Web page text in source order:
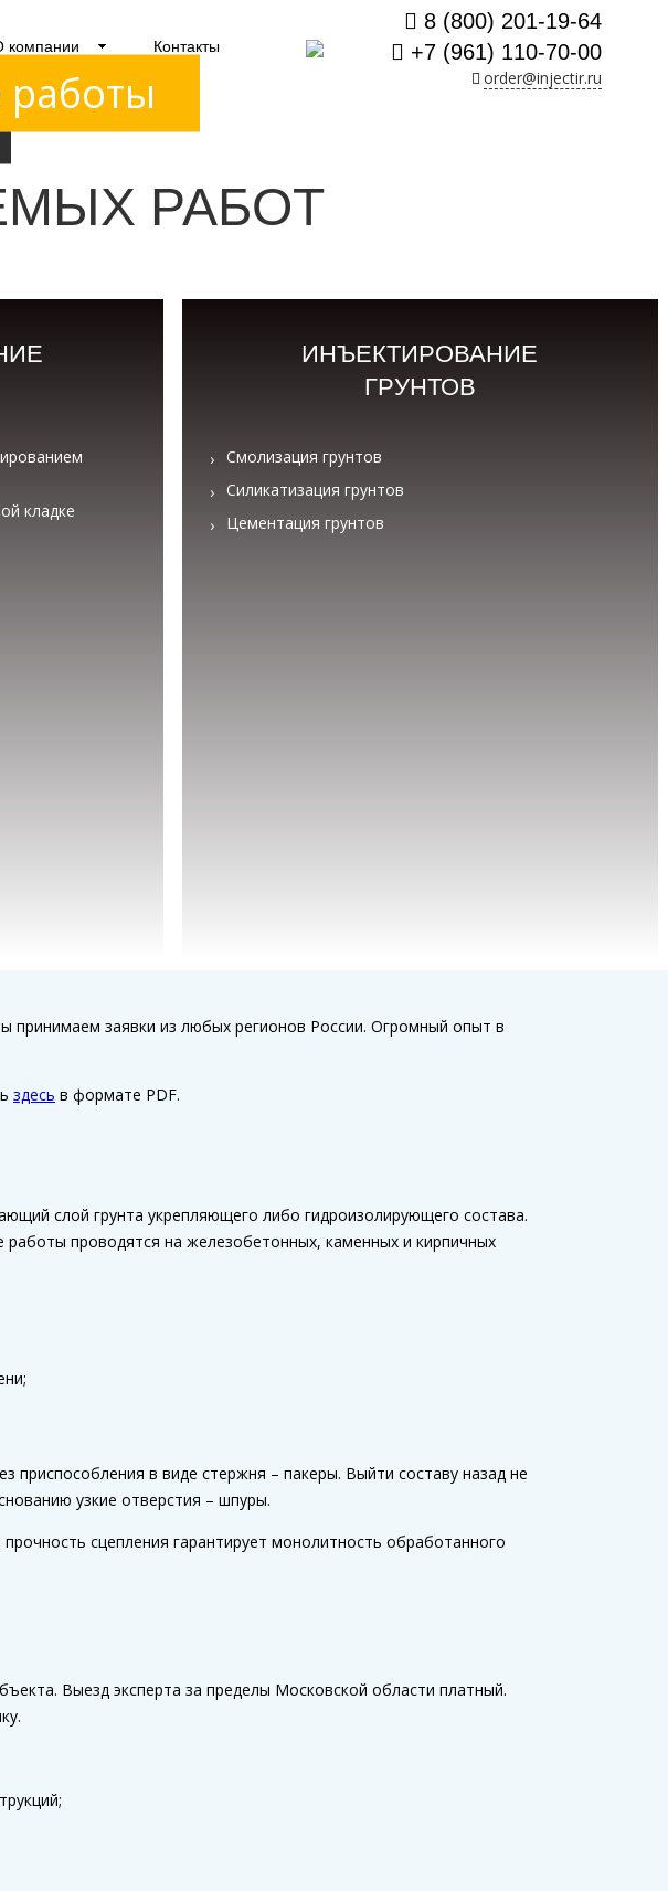
компании Контакты
8 (800) 201-19-64
+7 (961) 110-70-00
order@injectir.ru
РАБОТ
кладке
ИНЪЕКТИРОВАНИЕ
ГРУНТОВ
Смолизация грунтов
Силикатизация грунтов
Цементация грунтов
заявки из любых регионов России. Огромный опыт в
здесь в формате PDF.
слой грунта укрепляющего либо гидроизолирующего состава.
проводятся на железобетонных, каменных и кирпичных
в виде стержня – пакеры. Выйти составу назад не
узкие отверстия – шпуры.
сцепления гарантирует монолитность обработанного
Выезд эксперта за пределы Московской области платный.